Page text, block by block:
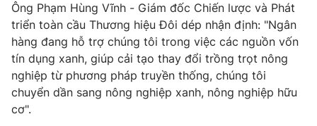
THỜI BÁO VTV
Theo dõi báo trên
Ông Phạm Hùng Vĩnh - Giám đốc Chiến lược và Phát
triển toàn cầu Thương hiệu Đôi dép nhận định: "Ngân
hàng đang hỗ trợ chúng tôi trong việc các nguồn vốn
tín dụng xanh, giúp cải tạo thay đổi trồng trọt nông
nghiệp từ phương pháp truyền thống, chúng tôi
chuyển dần sang nông nghiệp xanh, nông nghiệp hữu
cơ".